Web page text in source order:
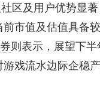
区及用户优势显
市值及估值具备
则表示，展望下
戏流水边际企稳产